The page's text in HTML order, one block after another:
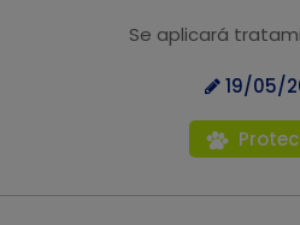
Se aplicará
19/05/